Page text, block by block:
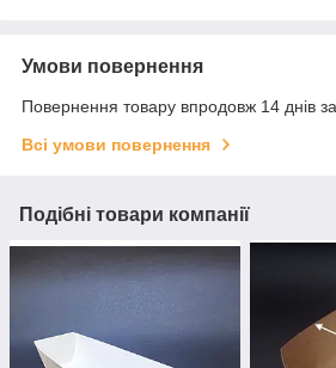
Умови повернення
Повернення товару впродовж 14 днів
Всі умови повернення
Подібні товари компанії